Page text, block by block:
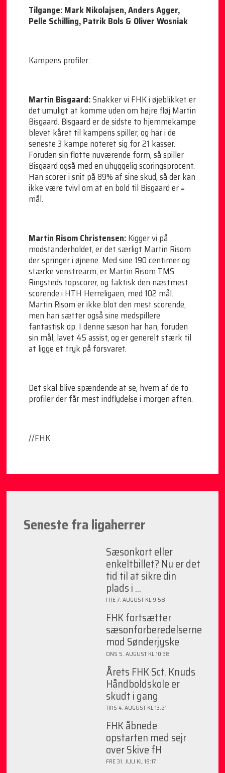
Tilgange: Mark Nikolajsen, Anders Agger,
Pelle Schilling, Patrik Bols & Oliver Wosniak
Kampens profiler:
Martin Bisgaard:Snakker vi FHK i øjeblikket er
det umuligt at komme uden om højre fløj Martin
Bisgaard. Bisgaard er de sidste to hjemmekampe
blevet kåret til kampens spiller, og har i de
seneste 3 kampe noteret sig for 21 kasser.
Foruden sin flotte nuværende form, så spiller
Bisgaard også med en uhyggelig scoringsprocent.
Han scorer i snit på 89% af sine skud, så der kan
ikke være tvivl om at en bold til Bisgaard er =
mål.
Martin Risom Christensen:Kigger vi på
modstanderholdet, er det særligt Martin Risom
der springer i øjnene. Med sine 190 centimer og
stærke venstrearm, er Martin Risom TMS
Ringsteds topscorer, og faktisk den næstmest
scorende i HTH Herreligaen, med 102 mål.
Martin Risom er ikke blot den mest scorende,
men han sætter også sine medspillere
fantastisk op. I denne sæson har han, foruden
sin mål, lavet 45 assist, og er generelt stærk til
at ligge et tryk på forsvaret.
Det skal blive spændende at se, hvem af de to
profiler der får mest indflydelse i morgen aften.
//FHK
Seneste fra ligaherrer
Sæsonkort eller
enkeltbillet? Nu er det
tid til at sikre din
plads i ...
FRE 7. AUGUST KL 9:58
FHK fortsætter
sæsonforberedelserne
mod Sønderjyske
ONS 5. AUGUST KL 10:38
Årets FHK Sct. Knuds
Håndboldskole er
skudt i gang
TIRS 4. AUGUST KL 13:21
FHK åbnede
opstarten med sejr
over Skive fH
FRE 31. JULI KL 19:17